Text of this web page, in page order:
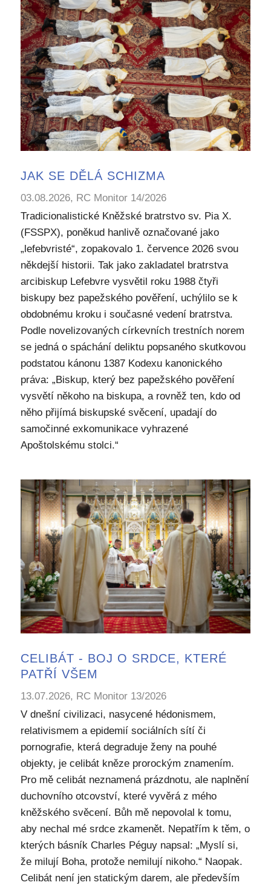
JAK SE DĚLÁ SCHIZMA
03.08.2026, RC Monitor 14/2026
Tradicionalistické Kněžské bratrstvo sv. Pia X.
(FSSPX), poněkud hanlivě označované jako
„lefebvristé“, zopakovalo 1. července 2026 svou
někdejší historii. Tak jako zakladatel bratrstva
arcibiskup Lefebvre vysvětil roku 1988 čtyři
biskupy bez papežského pověření, uchýlilo se k
obdobnému kroku i současné vedení bratrstva.
Podle novelizovaných církevních trestních norem
se jedná o spáchání deliktu popsaného skutkovou
podstatou kánonu 1387 Kodexu kanonického
práva: „Biskup, který bez papežského pověření
vysvětí někoho na biskupa, a rovněž ten, kdo od
něho přijímá biskupské svěcení, upadají do
samočinné exkomunikace vyhrazené
Apoštolskému stolci.“
CELIBÁT - BOJ O SRDCE, KTERÉ
PATŘÍ VŠEM
13.07.2026, RC Monitor 13/2026
V dnešní civilizaci, nasycené hédonismem,
relativismem a epidemií sociálních sítí či
pornografie, která degraduje ženy na pouhé
objekty, je celibát kněze prorockým znamením.
Pro mě celibát neznamená prázdnotu, ale naplnění
duchovního otcovství, které vyvěrá z mého
kněžského svěcení. Bůh mě nepovolal k tomu,
aby nechal mé srdce zkamenět. Nepatřím k těm, o
kterých básník Charles Péguy napsal: „Myslí si,
že milují Boha, protože nemilují nikoho.“ Naopak.
Celibát není jen statickým darem, ale především